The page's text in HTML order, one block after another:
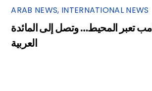
ARAB NEWS, INTERNATIONAL NEWS
تعبر المحيط… وتصل إلى المائدة
العربية